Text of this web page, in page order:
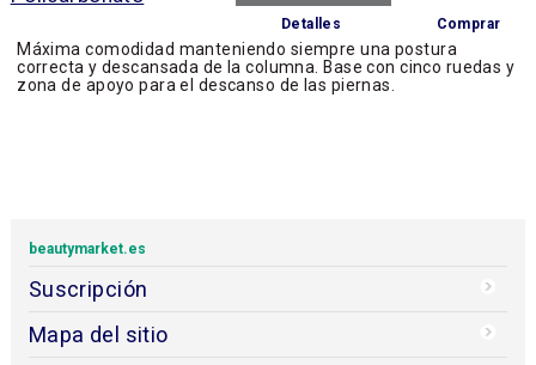
Detalles Comprar
Máxima comodidad manteniendo siempre una postura
correcta y descansada de la columna. Base con cinco ruedas y
zona de apoyo para el descanso de las piernas.
beautymarket.es
Suscripción
Mapa del sitio